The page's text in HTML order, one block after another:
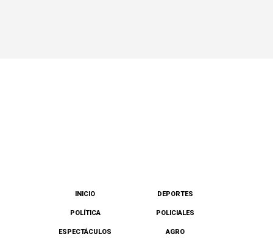
INICIO DEPORTES
POLÍTICA POLICIALES
ESPECTÁCULOS AGRO